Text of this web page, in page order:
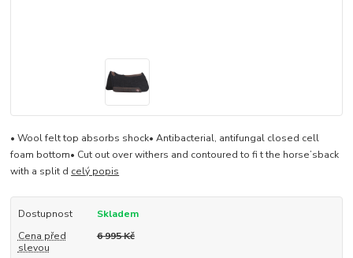
• Wool felt top absorbs shock• Antibacterial, antifungal closed cell
foam bottom• Cut out over withers and contoured to fi t the horse’sback
with a split d celý popis
Dostupnost
Skladem
Cena před
slevou
6 995 Kč